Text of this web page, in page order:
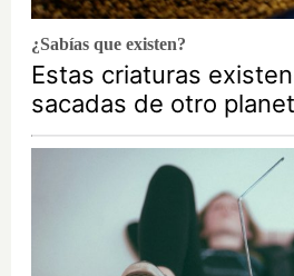
¿Sabías que existen?
Estas criaturas
sacadas de otro